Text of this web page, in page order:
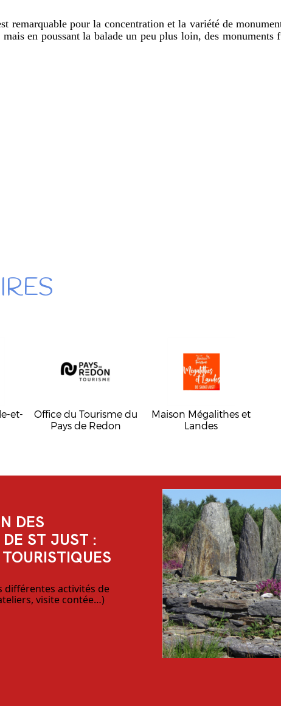
remarquable pour la concentration et la variété de
en poussant la balade un peu plus loin, des monuments
et-
Office du Tourisme du
Pays de Redon
Maison Mégalithes et
Landes
DES
ST JUST :
différentes activités de
visite contée…)